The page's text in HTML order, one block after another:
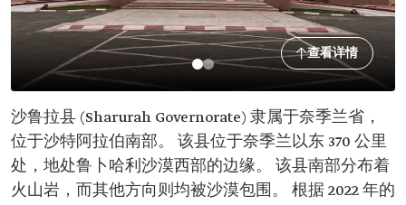
查看详情
沙鲁拉县 (Sharurah Governorate) 隶属于奈季兰省，
位于沙特阿拉伯南部。 该县位于奈季兰以东 370 公里
处，地处鲁卜哈利沙漠西部的边缘。 该县南部分布着
火山岩，而其他方向则均被沙漠包围。 根据 2022 年的